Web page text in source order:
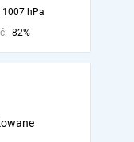
1007 hPa
82%